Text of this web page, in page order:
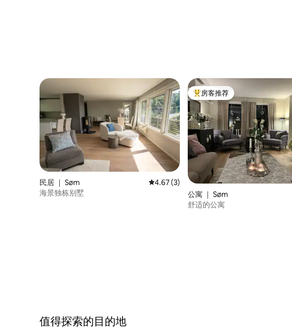
民居 ｜ Søm 平均评分 4.67 分（满分 5 分），共 3 条评价
4.67 (3)
海景独栋别墅
热门「房客推荐」
房客推荐
公寓 ｜ Søm
舒适的公寓
值得探索的目的地